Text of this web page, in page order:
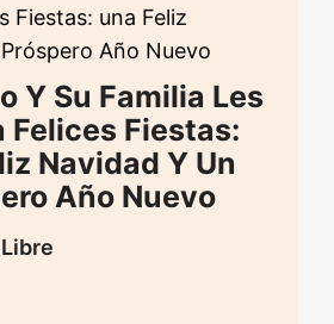
Fiestas: una Feliz
Año Nuevo
Y Su Familia Les
Felices Fiestas:
Navidad Y Un
Año Nuevo